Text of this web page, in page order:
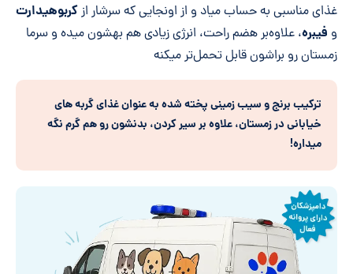
غذای مناسبی به حساب میاد و از اونجایی که سرشار ازکربوهیدارت
و فیبره، علاوه‌بر هضم راحت، انرژی زیادی هم بهشون میده و سرما
زمستان رو براشون قابل تحمل‌تر میکنه
ترکیب برنج و سیب زمینی پخته شده به عنوان غذای گربه های
خیابانی در زمستان، علاوه بر سیر کردن، بدنشون رو هم گرم نگه
میداره!